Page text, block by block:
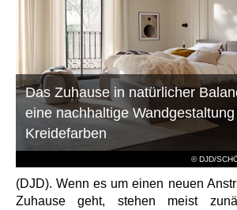
© DJD/
Das Zuhause in natürlicher
eine nachhaltige
Kreidefarben
(DJD). Wenn es um einen neuen
Zuhause geht, stehen meist